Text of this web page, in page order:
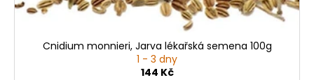
Cnidium monnieri, Jarva lékařská semena 100g
1 - 3 dny
144 Kč